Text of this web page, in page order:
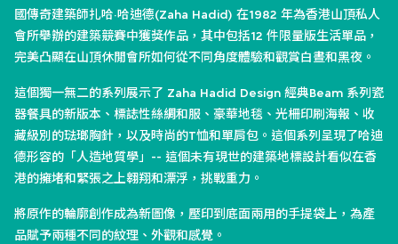
國傳奇建築師扎哈·哈迪德(Zaha Hadid) 在1982 年為香港山頂私人
會所舉辦的建築競賽中獲獎作品，其中包括12 件限量版生活單品，
完美凸顯在山頂休閒會所如何從不同角度體驗和觀賞白晝和黑夜。
這個獨一無二的系列展示了 Zaha Hadid Design 經典Beam 系列瓷
器餐具的新版本、標誌性絲綢和服、豪華地毯、光柵印刷海報、收
藏級別的琺瑯胸針，以及時尚的T恤和單肩包。這個系列呈現了哈迪
德形容的「人造地質學」-- 這個未有現世的建築地標設計看似在香
港的擁堵和緊張之上翱翔和漂浮，挑戰重力。
將原作的輪廓創作成為新圖像，壓印到底面兩用的手提袋上，為產
品賦予兩種不同的紋理、外觀和感覺。